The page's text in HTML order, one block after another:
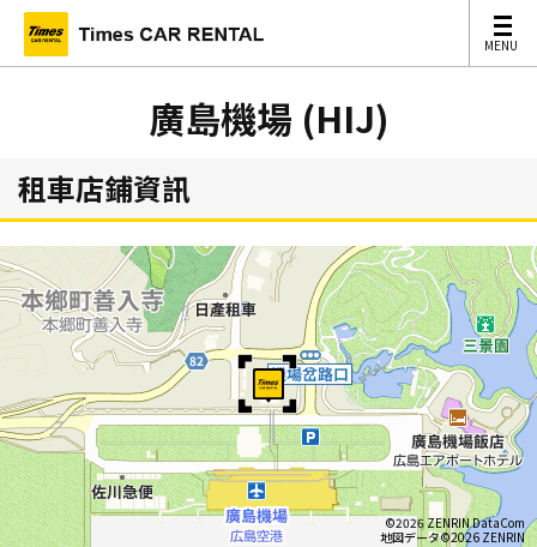
MENU
MENU
廣島機場 (HIJ)
租車店鋪資訊
©2026 ZENRIN DataCom
地図データ©2026 ZENRIN